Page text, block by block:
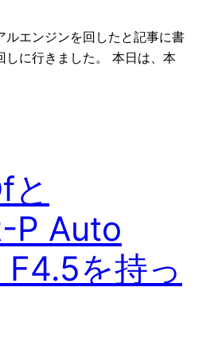
ルエンジンを回したと記事に書
しに行きました。 本日は、本
と
P Auto
を持っ